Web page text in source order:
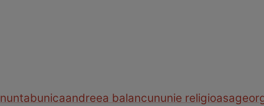
nuntabunicaandreea balancununie religioasa